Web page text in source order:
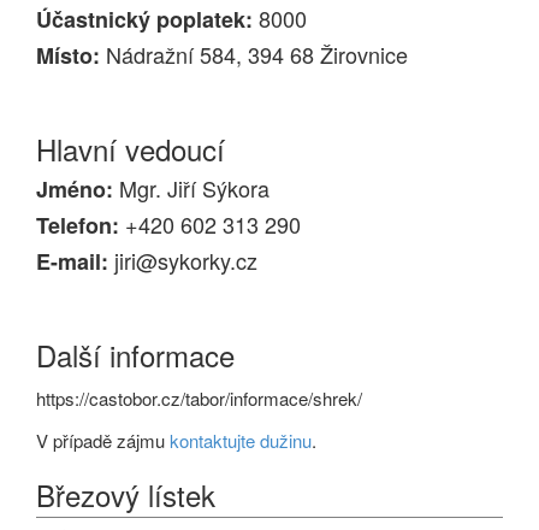
Účastnický poplatek: 8000
Místo: Nádražní 584, 394 68 Žirovnice
Hlavní vedoucí
Jméno: Mgr. Jiří Sýkora
Telefon: +420 602 313 290
E-mail: jiri@sykorky.cz
Další informace
https://castobor.cz/tabor/informace/shrek/
V případě zájmukontaktujte dužinu.
Březový lístek